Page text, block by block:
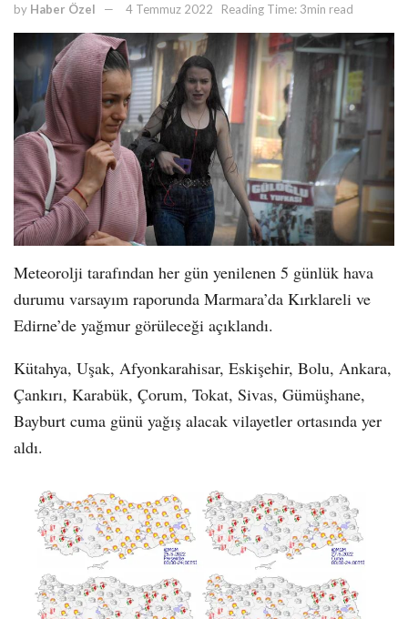
by Haber Özel 4 Temmuz 2022 Reading Time: 3min read
Meteorolji tarafından her gün yenilenen 5 günlük hava
durumu varsayım raporunda Marmara’da Kırklareli ve
Edirne’de yağmur görüleceği açıklandı.
Kütahya, Uşak, Afyonkarahisar, Eskişehir, Bolu, Ankara,
Çankırı, Karabük, Çorum, Tokat, Sivas, Gümüşhane,
Bayburt cuma günü yağış alacak vilayetler ortasında yer
aldı.